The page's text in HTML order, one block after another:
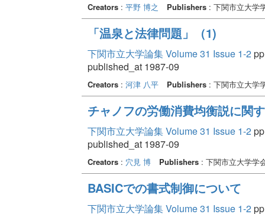
Creators: 平野 博之 Publishers: 下関市立大学
「温泉と法律問題」（1)
下関市立大学論集 Volume 31 Issue 1-2
published_at 1987-09
Creators: 河津 八平 Publishers: 下関市立大学
チャノフの労働消費均衡説に関
下関市立大学論集 Volume 31 Issue 1-2
published_at 1987-09
Creators: 穴見 博 Publishers: 下関市立大学学
BASICでの書式制御について
下関市立大学論集 Volume 31 Issue 1-2